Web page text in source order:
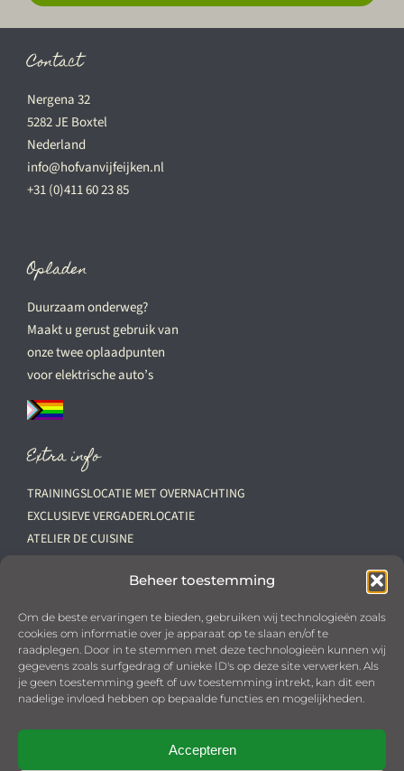
Beheer toestemming
Om de beste ervaringen te bieden, gebruiken wij technologieën zoals
cookies om informatie over je apparaat op te slaan en/of te
raadplegen. Door in te stemmen met deze technologieën kunnen wij
gegevens zoals surfgedrag of unieke ID's op deze site verwerken. Als
je geen toestemming geeft of uw toestemming intrekt, kan dit een
nadelige invloed hebben op bepaalde functies en mogelijkheden.
Accepteren
Contact
Nergena 32
5282 JE Boxtel
Nederland
info@hofvanvijfeijken.nl
+31 (0)411 60 23 85
Opladen
Duurzaam onderweg?
Maakt u gerust gebruik van
onze twee oplaadpunten
voor elektrische auto’s
Extra info
TRAININGSLOCATIE MET OVERNACHTING
EXCLUSIEVE VERGADERLOCATIE
ATELIER DE CUISINE
PRIVACYBELEID
OPSTELLINGEN ‘PALAIS DES POULES’
KHN VOORWAARDEN
COOKIEBELEID (EU)